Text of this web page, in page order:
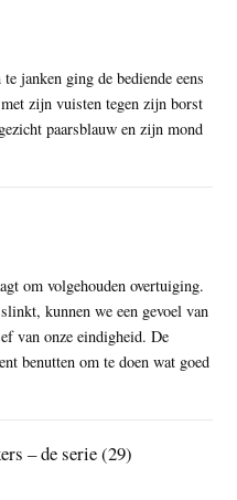
janken ging de bediende eens
zijn vuisten tegen zijn borst
paarsblauw en zijn mond
om volgehouden overtuiging.
kunnen we een gevoel van
van onze eindigheid. De
benutten om te doen wat goed
– de serie (29)